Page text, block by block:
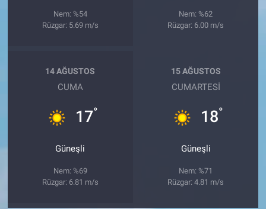
Nem: %54
Rüzgar: 5.69 m/s
Nem: %62
Rüzgar: 6.00 m/s
14 AĞUSTOS
CUMA
17°
Güneşli
Nem: %69
Rüzgar: 6.81 m/s
15 AĞUSTOS
CUMARTESI
18°
Güneşli
Nem: %71
Rüzgar: 4.81 m/s